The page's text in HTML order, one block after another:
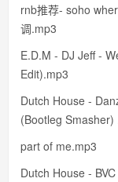
rnb推荐- soho
调.mp3
E.D.M - DJ Jeff -
Edit).mp3
Dutch House -
(Bootleg Smasher)
part of me.mp3
Dutch House -